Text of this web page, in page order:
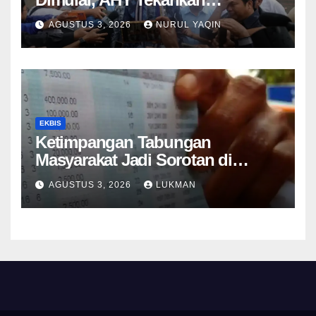
Keselamatan Kapal
AGUSTUS 3, 2026 NURUL YAQIN
EKBIS
Ketimpangan Tabungan
Masyarakat Jadi Sorotan di
Tengah Perlambatan DPK 2026
AGUSTUS 3, 2026 LUKMAN